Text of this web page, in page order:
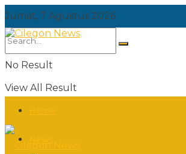
Jumat, 7 Agustus 2026
No Result
View All Result